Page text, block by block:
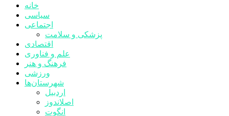
خانه
سیاسی
اجتماعی
پزشکی و سلامت
اقتصادی
علم و فناوری
فرهنگ و هنر
ورزشی
شهرستان‌ها
اردبیل
اصلاندوز
انگوت